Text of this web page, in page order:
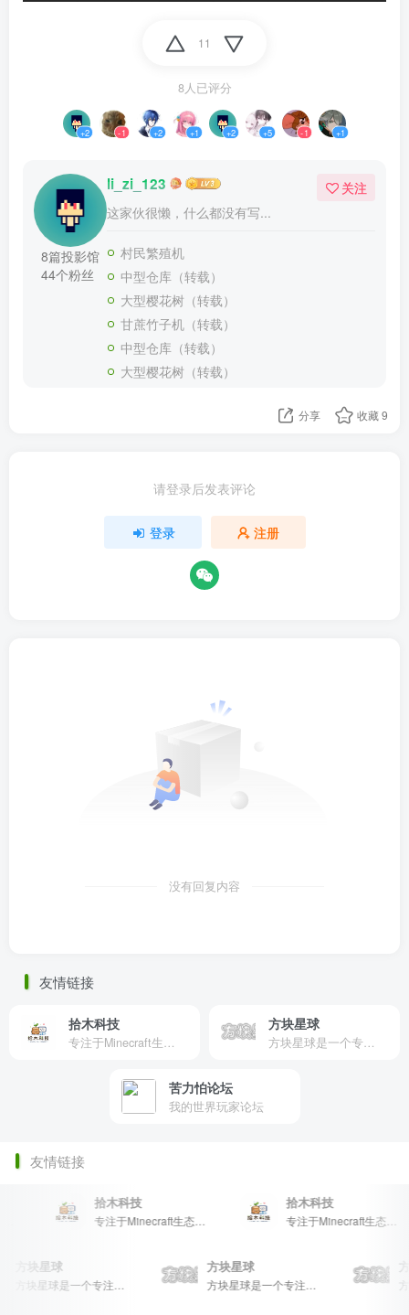
11
8人已评分
+2 -1 +2 +1 +2 +5 -1 +1
8篇投影馆
44个粉丝
li_zi_123
这家伙很懒，什么都没有写...
关注
村民繁殖机
中型仓库（转载）
大型樱花树（转载）
甘蔗竹子机（转载）
中型仓库（转载）
大型樱花树（转载）
分享 收藏9
请登录后发表评论
登录 注册
没有回复内容
友情链接
拾木科技 方块星球
苦力怕论坛
我的世界玩家论坛
友情链接
拾木科技
专注于Minecraft生态建设
拾木科技
专注于Minecraft生态建设
方块星球 方块星球